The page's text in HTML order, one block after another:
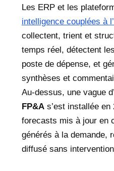
Les ERP et les
intelligence couplées à
collectent, trient et
temps réel, détectent
poste de dépense, et
synthèses et
Au-dessus, une vague d’
FP&As’est installée en
forecasts mis à jour en
générés à la demande,
diffusé sans